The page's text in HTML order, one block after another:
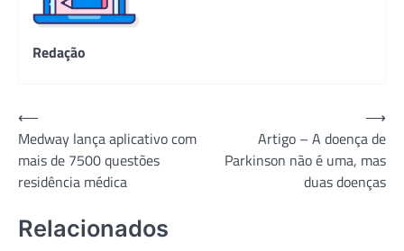
Redação
Navegação
de
Post
⟵
Medway lança aplicativo com
mais de 7500 questões
residência médica
Artigo – A doença de
Parkinson não é uma, mas
duas doenças
⟶
Relacionados